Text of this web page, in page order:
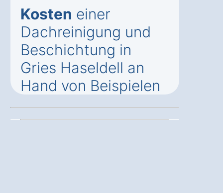
Kosten einer
Dachreinigung und
Beschichtung in
Gries Haseldell an
Hand von Beispielen